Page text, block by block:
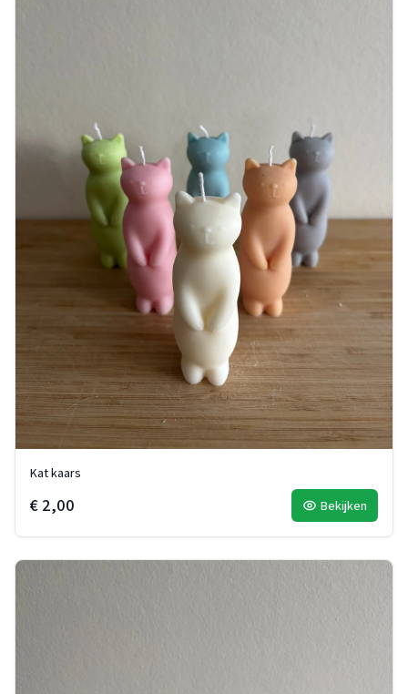
Kat kaars
€ 2,00 Bekijken